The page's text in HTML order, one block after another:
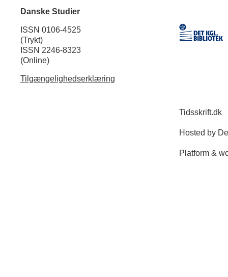
Danske Studier
ISSN 0106-4525
(Trykt)
ISSN 2246-8323
(Online)
Tilgængelighedserklæring